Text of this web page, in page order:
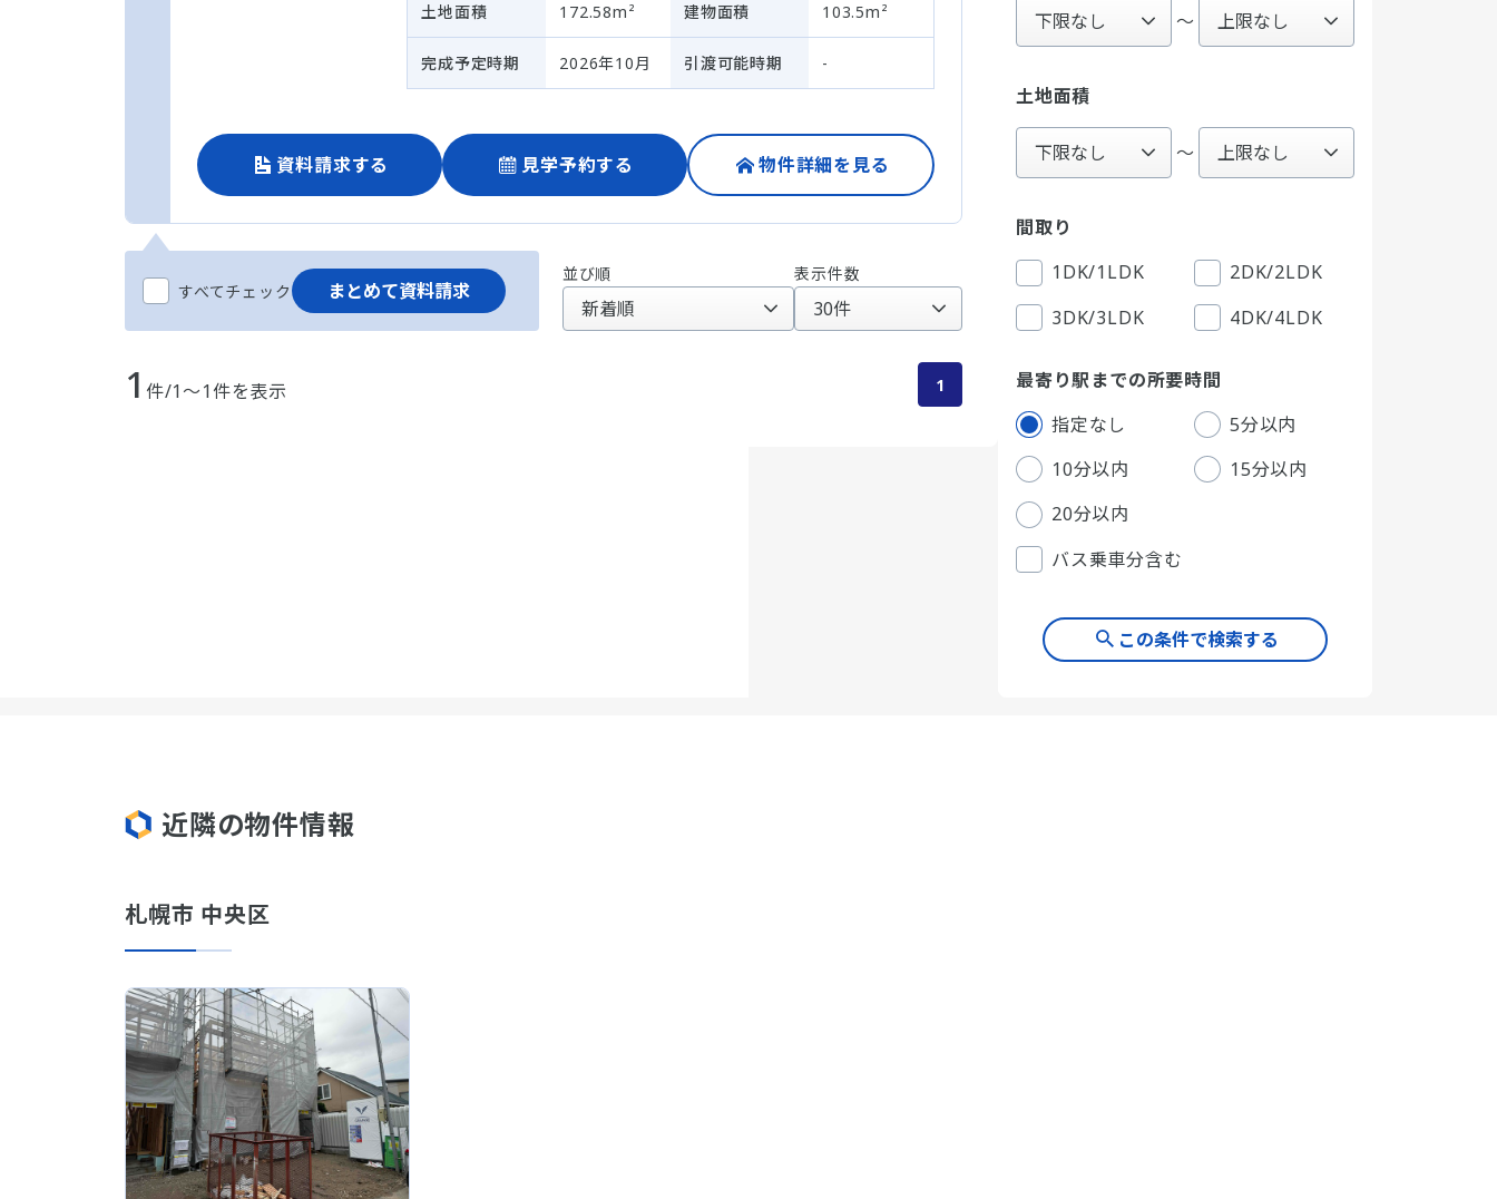
土地面積 172.58m² 建物面積 103.5m²
完成予定時期 2026年10月 引渡可能時期 -
資料請求する 見学予約する 物件詳細を見る
すべてチェック まとめて資料請求
並び順 表示件数
1 件/1～1件を表示 1
～
土地面積
～
間取り
1DK/1LDK
2DK/2LDK
3DK/3LDK
4DK/4LDK
最寄り駅までの所要時間
指定なし
5分以内
10分以内
15分以内
20分以内
バス乗車分含む
この条件で検索する
近隣の物件情報
札幌市 中央区